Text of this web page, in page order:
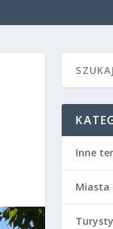
Inne
Miasta